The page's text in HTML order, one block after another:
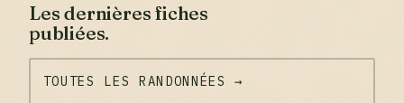
Les dernières fiches
publiées.
TOUTES LES RANDONNÉES →